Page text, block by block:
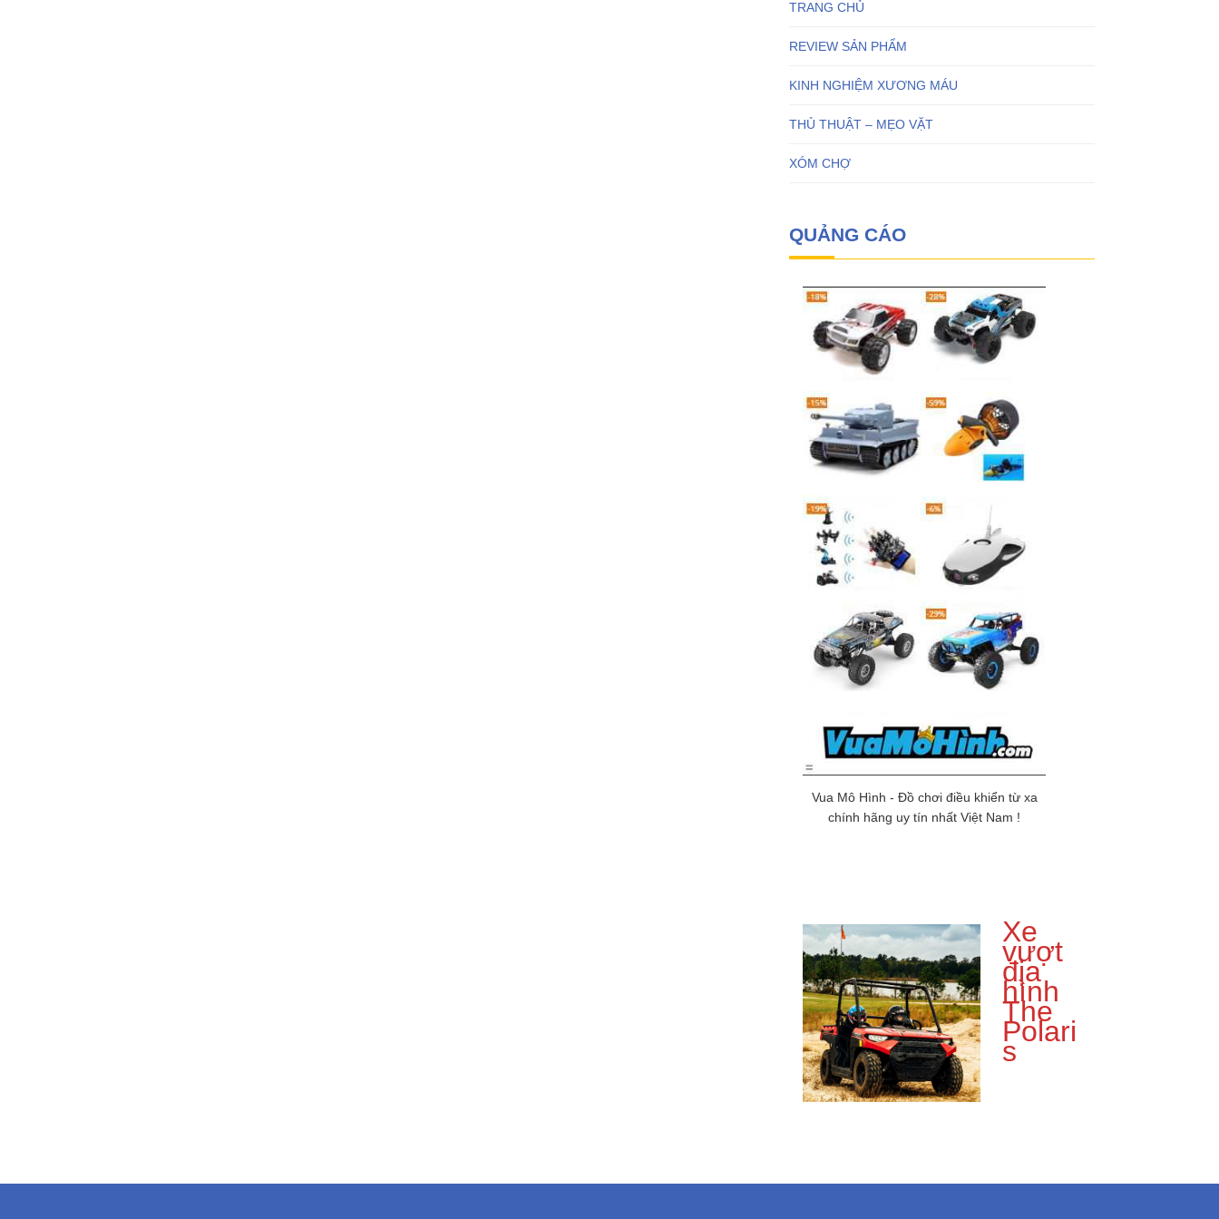
TRANG CHỦ
REVIEW SẢN PHẨM
KINH NGHIỆM XƯƠNG MÁU
THỦ THUẬT – MẸO VẶT
XÓM CHỢ
QUẢNG CÁO
Vua Mô Hình - Đồ chơi điều khiển từ xa
chính hãng uy tín nhất Việt Nam !
Xe
vượt
địa
hình
The
Polari
s